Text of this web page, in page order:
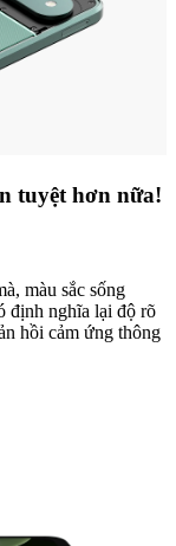
tuyệt hơn nữa!
màu sắc sống
định nghĩa lại độ rõ
hồi cảm ứng thông